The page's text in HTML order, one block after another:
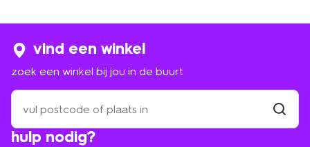
hulp nodig?
vind een winkel
zoek een winkel bij jou in de buurt
zoek
een
winkel
bij